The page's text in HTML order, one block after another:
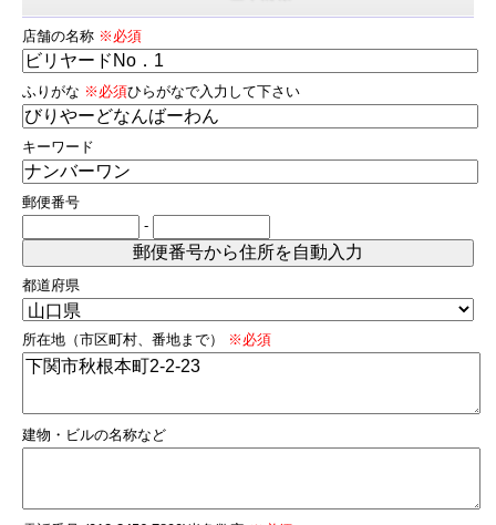
店舗の名称 ※必須
ふりがな ※必須ひらがなで入力して下さい
キーワード
郵便番号
-
都道府県
所在地（市区町村、番地まで） ※必須
建物・ビルの名称など